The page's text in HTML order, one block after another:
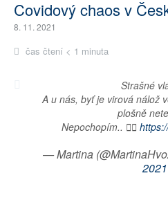
Covidový chaos v
8. 11. 2021
čas čtení < 1 minuta
Strašné
A u nás, byť je virová nálož
plošně
Nepochopím.. 🤦‍♀️
— Martina
2021